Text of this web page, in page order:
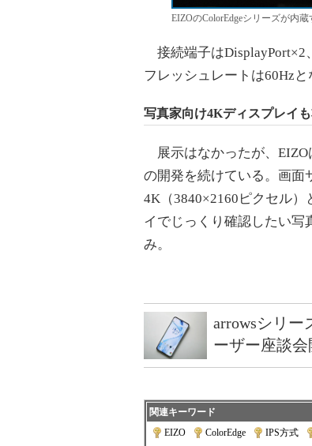
EIZOのColorEdgeシリーズが内
接続端子はDisplayPort×2
フレッシュレートは60Hz
写真家向け4Kディスプレイ
展示はなかったが、EIZO
の開発を続けている。画面
4K（3840×2160ピクセル
イでじっくり確認したい写
み。
arrowsシリー
ーザー座談会
関連キーワード
EIZO
ColorEdge IPS方式